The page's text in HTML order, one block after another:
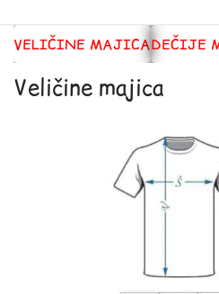
VELIČINE MAJICADEČIJE
Veličine majica